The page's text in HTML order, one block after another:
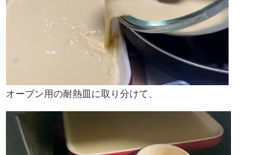
オーブン用の耐熱皿に取り分けて、